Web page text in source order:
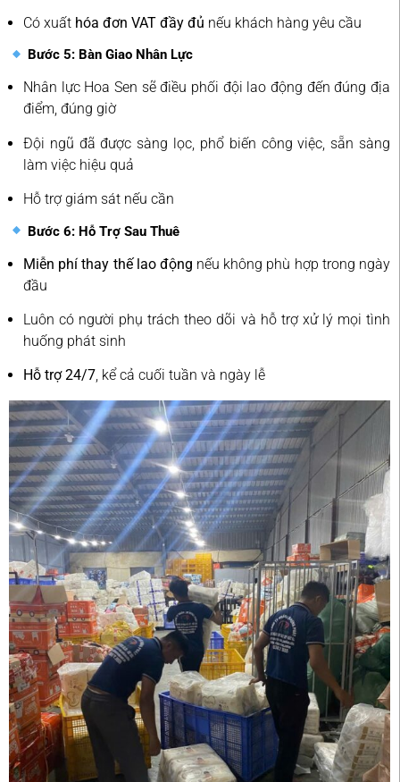
Có xuất hóa đơn VAT đầy đủ nếu khách hàng yêu cầu
Bước 5: Bàn Giao Nhân Lực
Nhân lực Hoa Sen sẽ điều phối đội lao động đến đúng địa
điểm, đúng giờ
Đội ngũ đã được sàng lọc, phổ biến công việc, sẵn sàng
làm việc hiệu quả
Hỗ trợ giám sát nếu cần
Bước 6: Hỗ Trợ Sau Thuê
Miễn phí thay thế lao động nếu không phù hợp trong ngày
đầu
Luôn có người phụ trách theo dõi và hỗ trợ xử lý mọi tình
huống phát sinh
Hỗ trợ 24/7, kể cả cuối tuần và ngày lễ